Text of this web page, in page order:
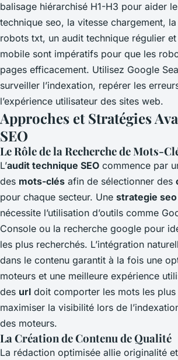
balisage hiérarchisé H1-H3 pour aider
technique seo, la vitesse chargement,
robots txt, un audit technique régulier
mobile sont impératifs pour que les
pages efficacement. Utilisez Google
surveiller l’indexation, repérer les
l’expérience utilisateur des sites web.
Approches et Stratégies
SEO
Le Rôle de la Recherche de Mots-
L’audit technique SEO commence par
des mots-clés afin de sélectionner des
pour chaque secteur. Une strategie seo
nécessite l’utilisation d’outils comme
Console ou la recherche google pour
les plus recherchés. L’intégration
dans le contenu garantit à la fois une
moteurs et une meilleure expérience
des url doit comporter les mots les
maximiser la visibilité lors de
des moteurs.
La Création de Contenu de Qualité
La rédaction optimisée allie originalité et